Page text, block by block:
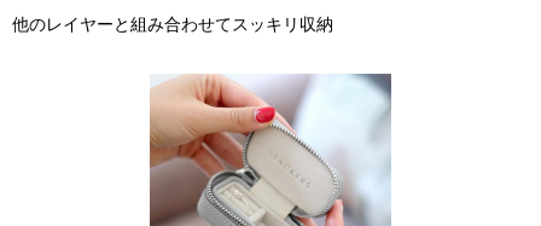
他のレイヤーと組み合わせてスッキリ収納